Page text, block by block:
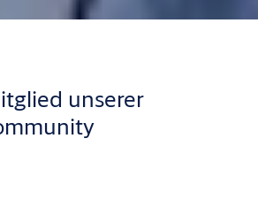
unserer